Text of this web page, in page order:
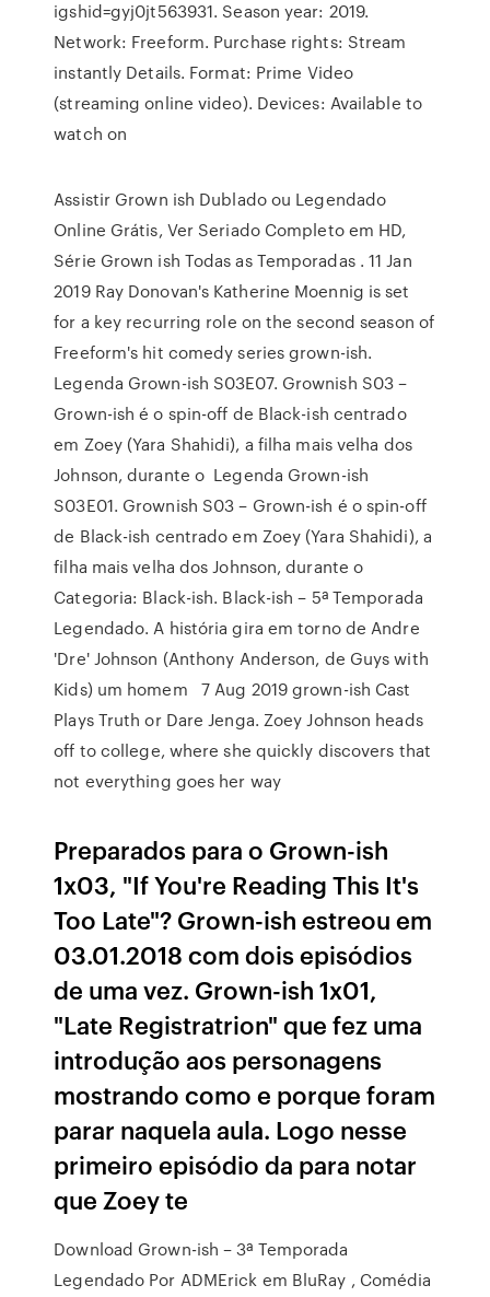
igshid=gyj0jt563931. Season year: 2019.
Network: Freeform. Purchase rights: Stream
instantly Details. Format: Prime Video
(streaming online video). Devices: Available to
watch on
Assistir Grown ish Dublado ou Legendado
Online Grátis, Ver Seriado Completo em HD,
Série Grown ish Todas as Temporadas . 11 Jan
2019 Ray Donovan's Katherine Moennig is set
for a key recurring role on the second season of
Freeform's hit comedy series grown-ish.
Legenda Grown-ish S03E07. Grownish S03 –
Grown-ish é o spin-off de Black-ish centrado
em Zoey (Yara Shahidi), a filha mais velha dos
Johnson, durante o Legenda Grown-ish
S03E01. Grownish S03 – Grown-ish é o spin-off
de Black-ish centrado em Zoey (Yara Shahidi), a
filha mais velha dos Johnson, durante o
Categoria: Black-ish. Black-ish – 5ª Temporada
Legendado. A história gira em torno de Andre
'Dre' Johnson (Anthony Anderson, de Guys with
Kids) um homem 7 Aug 2019 grown-ish Cast
Plays Truth or Dare Jenga. Zoey Johnson heads
off to college, where she quickly discovers that
not everything goes her way
Preparados para o Grown-ish
1x03, "If You're Reading This It's
Too Late"? Grown-ish estreou em
03.01.2018 com dois episódios
de uma vez. Grown-ish 1x01,
"Late Registratrion" que fez uma
introdução aos personagens
mostrando como e porque foram
parar naquela aula. Logo nesse
primeiro episódio da para notar
que Zoey te
Download Grown-ish – 3ª Temporada
Legendado Por ADMErick em BluRay , Comédia